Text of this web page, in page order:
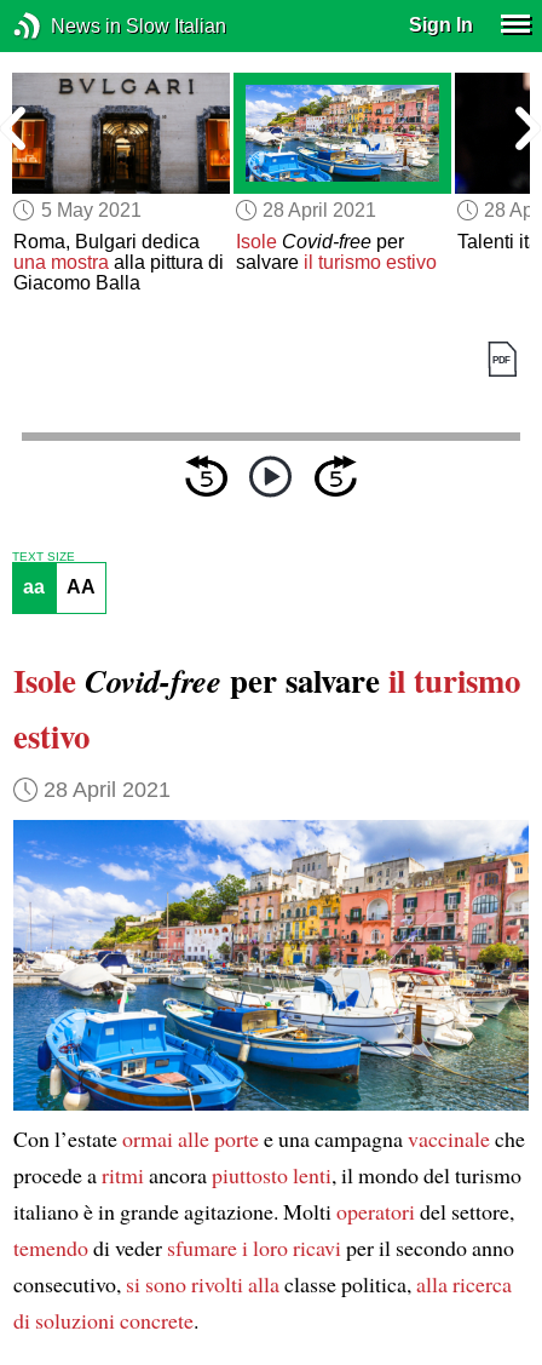
News in Slow Italian Sign In
5 May 2021
Roma, Bulgari dedica
una mostra alla pittura di
Giacomo Balla
28 April 2021
Isole Covid-freeper
salvare il turismo estivo
28
Talenti
TEXT SIZE
aa AA
IsoleCovid-free per salvareil turismo
estivo
28 April 2021
Con l’estateormai alle portee una campagnavaccinaleche
procede aritmiancorapiuttosto lenti, il mondo del turismo
italiano è in grande agitazione. Moltioperatoridel settore,
temendodi veder sfumarei loro ricaviper il secondo anno
consecutivo, si sono rivolti allaclasse politica,alla ricerca
di soluzioni concrete.